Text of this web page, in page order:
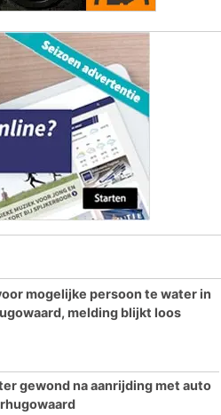
mogelijke persoon te water in
melding blijkt loos
gewond na aanrijding met auto